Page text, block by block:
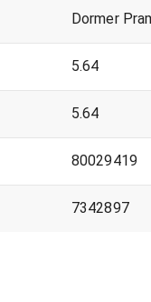
Dormer
5.64
5.64
80029419
7342897